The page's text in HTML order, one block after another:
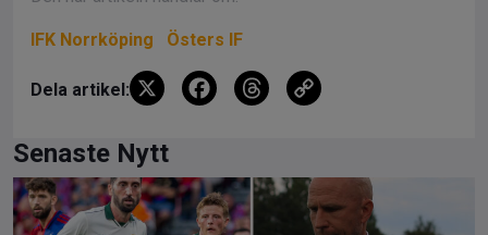
IFK Norrköping Östers IF
Dela artikel: X
F
b
T
a
Li
Senaste Nytt